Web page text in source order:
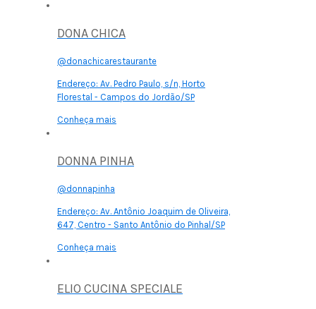
DONA CHICA
@donachicarestaurante
Endereço: Av. Pedro Paulo, s/n, Horto
Florestal - Campos do Jordão/SP
Conheça mais
DONNA PINHA
@donnapinha
Endereço: Av. Antônio Joaquim de Oliveira,
647, Centro - Santo Antônio do Pinhal/SP
Conheça mais
ELIO CUCINA SPECIALE